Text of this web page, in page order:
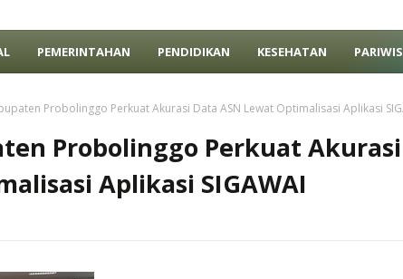
PEMERINTAHAN PENDIDIKAN KESEHATAN
Probolinggo Perkuat Akurasi Data ASN Lewat Optimalisasi Aplikasi
Probolinggo Perkuat
Aplikasi SIGAWAI